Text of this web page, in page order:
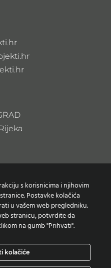
s korisnicima i njihovim
Postavke kolačića
u vašem web pregledniku.
stranicu, potvrdite da
na gumb "Prihvati".
kolačiće